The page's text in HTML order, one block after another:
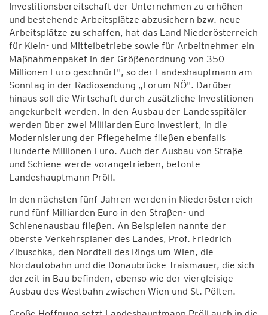
Investitionsbereitschaft der Unternehmen zu erhöhen
und bestehende Arbeitsplätze abzusichern bzw. neue
Arbeitsplätze zu schaffen, hat das Land Niederösterreich
für Klein- und Mittelbetriebe sowie für Arbeitnehmer ein
Maßnahmenpaket in der Größenordnung von 350
Millionen Euro geschnürt", so der Landeshauptmann am
Sonntag in der Radiosendung „Forum NÖ". Darüber
hinaus soll die Wirtschaft durch zusätzliche Investitionen
angekurbelt werden. In den Ausbau der Landesspitäler
werden über zwei Milliarden Euro investiert, in die
Modernisierung der Pflegeheime fließen ebenfalls
Hunderte Millionen Euro. Auch der Ausbau von Straße
und Schiene werde vorangetrieben, betonte
Landeshauptmann Pröll.
In den nächsten fünf Jahren werden in Niederösterreich
rund fünf Milliarden Euro in den Straßen- und
Schienenausbau fließen. An Beispielen nannte der
oberste Verkehrsplaner des Landes, Prof. Friedrich
Zibuschka, den Nordteil des Rings um Wien, die
Nordautobahn und die Donaubrücke Traismauer, die sich
derzeit in Bau befinden, ebenso wie der viergleisige
Ausbau des Westbahn zwischen Wien und St. Pölten.